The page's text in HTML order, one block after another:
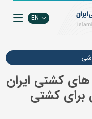
EN
کشتی ایران
برای کشتی